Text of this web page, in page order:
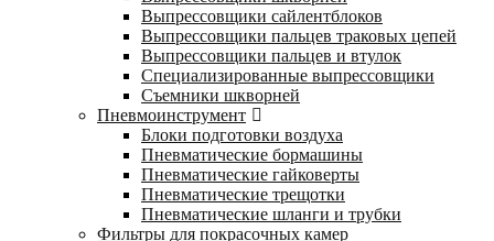
Выпрессовщики сайлентблоков
Выпрессовщики пальцев траковых цепей
Выпрессовщики пальцев и втулок
Специализированные выпрессовщики
Cъемники шкворней
Пневмоинструмент
Блоки подготовки воздуха
Пневматические бормашины
Пневматические гайковерты
Пневматические трещотки
Пневматические шланги и трубки
Фильтры для покрасочных камер